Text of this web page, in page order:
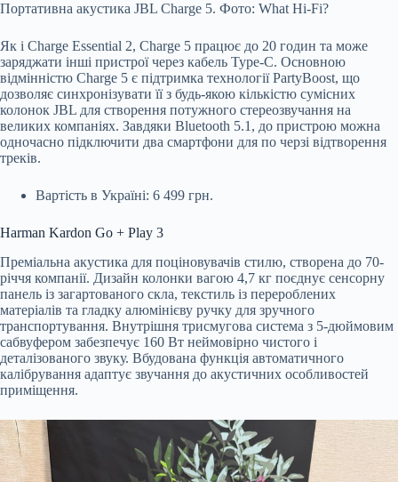
Портативна акустика JBL Charge 5. Фото: What Hi-Fi?
Як і Charge Essential 2, Charge 5 працює до 20 годин та може
заряджати інші пристрої через кабель Type-C. Основною
відмінністю Charge 5 є підтримка технології PartyBoost, що
дозволяє синхронізувати її з будь-якою кількістю сумісних
колонок JBL для створення потужного стереозвучання на
великих компаніях. Завдяки Bluetooth 5.1, до пристрою можна
одночасно підключити два смартфони для по черзі відтворення
треків.
Вартість в Україні: 6 499 грн.
Harman Kardon Go + Play 3
Преміальна акустика для поціновувачів стилю, створена до 70-
річчя компанії. Дизайн колонки вагою 4,7 кг поєднує сенсорну
панель із загартованого скла, текстиль із перероблених
матеріалів та гладку алюмінієву ручку для зручного
транспортування. Внутрішня трисмугова система з 5-дюймовим
сабвуфером забезпечує 160 Вт неймовірно чистого і
деталізованого звуку. Вбудована функція автоматичного
калібрування адаптує звучання до акустичних особливостей
приміщення.